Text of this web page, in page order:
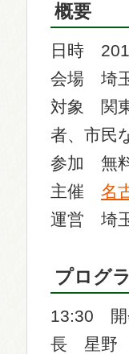
概要
日時
会場 埼
対象 関
者、市民
参加 無
主催 名
運営 埼
プログ
13:30 開
長 星野